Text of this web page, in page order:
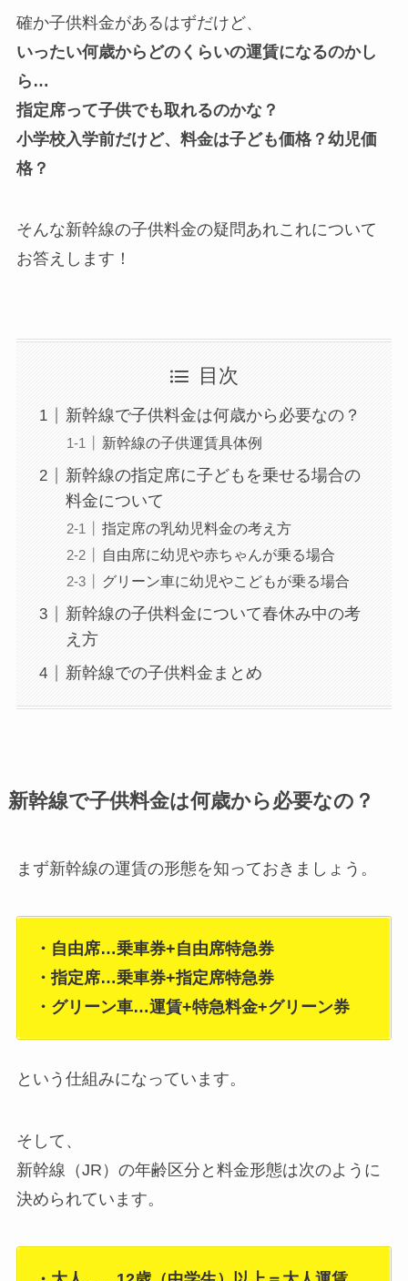
確か子供料金があるはずだけど、
いったい何歳からどのくらいの運賃になるのかし
ら…
指定席って子供でも取れるのかな？
小学校入学前だけど、料金は子ども価格？幼児価
格？
そんな新幹線の子供料金の疑問あれこれについて
お答えします！
目次
新幹線で子供料金は何歳から必要なの？
新幹線の子供運賃具体例
新幹線の指定席に子どもを乗せる場合の
料金について
指定席の乳幼児料金の考え方
自由席に幼児や赤ちゃんが乗る場合
グリーン車に幼児やこどもが乗る場合
新幹線の子供料金について春休み中の考
え方
新幹線での子供料金まとめ
新幹線で子供料金は何歳から必要なの？
まず新幹線の運賃の形態を知っておきましょう。
・自由席…乗車券+自由席特急券
・指定席…乗車券+指定席特急券
・グリーン車…運賃+特急料金+グリーン券
という仕組みになっています。
そして、
新幹線（JR）の年齢区分と料金形態は次のように
決められています。